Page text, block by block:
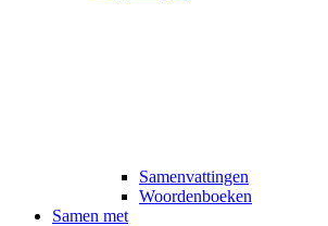
Samenvattingen
Woordenboeken
Samen met